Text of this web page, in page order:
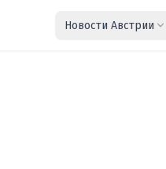
Новости Австрии